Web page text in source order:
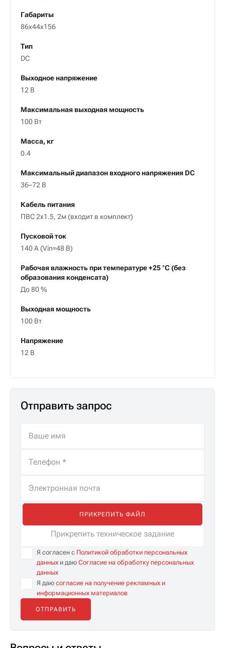
Габариты
86х44х156
Тип
DC
Выходное напряжение
12 В
Максимальная выходная мощность
100 Вт
Масса, кг
0.4
Максимальный диапазон входного напряжения DC
36–72 В
Кабель питания
ПВС 2х1.5, 2м (входит в комплект)
Пусковой ток
140 А (Vin=48 В)
Рабочая влажность при температуре +25 °С (без
образования конденсата)
До 80 %
Выходная мощность
100 Вт
Напряжение
12 В
Отправить запрос
ПРИКРЕПИТЬ ФАЙЛ
Прикрепить техническое задание
Я согласен с Политикой обработки персональных
данных и даю Согласие на обработку персональных
данных
Я даю согласие на получение рекламных и
информационных материалов